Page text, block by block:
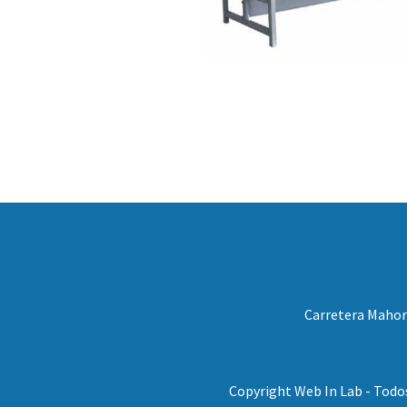
Carretera
Copyright Web In Lab -